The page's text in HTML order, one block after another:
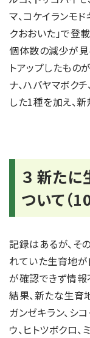
マ、コケイランモ
クおおいた」で登
個体数の減少が
トアップしたもの
ナ、ハバヤマボク
した1種を加え、
３ 新た
ついて（
記録はあるが、そ
れていた生育地
が確認できず情報
結果、新たな生育
ガンゼキラン、シ
ウ、ヒトツボクロ、